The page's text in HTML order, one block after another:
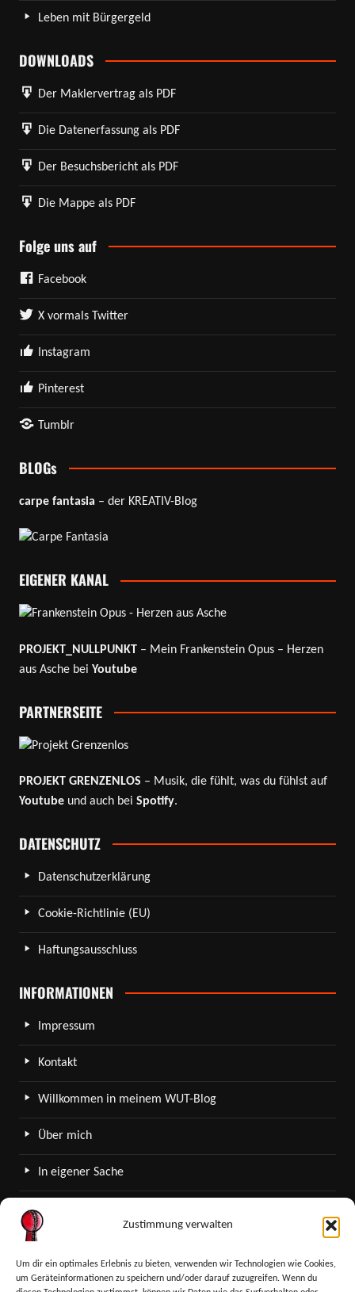
Zustimmung verwalten
Um dir ein optimales Erlebnis zu bieten, verwenden wir Technologien wie Cookies,
um Geräteinformationen zu speichern und/oder darauf zuzugreifen. Wenn du
Leben mit Bürgergeld
DOWNLOADS
Der Maklervertrag als PDF
Die Datenerfassung als PDF
Der Besuchsbericht als PDF
Die Mappe als PDF
Folge uns auf
Facebook
X vormals Twitter
Instagram
Pinterest
Tumblr
BLOGs
carpe fantasia – der KREATIV-Blog
EIGENER KANAL
PROJEKT_NULLPUNKT– Mein Frankenstein Opus – Herzen
aus Asche bei Youtube
PARTNERSEITE
PROJEKT GRENZENLOS – Musik, die fühlt, was du fühlst auf
Youtube und auch bei Spotify.
DATENSCHUTZ
Datenschutzerklärung
Cookie-Richtlinie (EU)
Haftungsausschluss
INFORMATIONEN
Impressum
Kontakt
Willkommen in meinem WUT-Blog
Über mich
In eigener Sache
WordPress in meinem Blog
Newsletter